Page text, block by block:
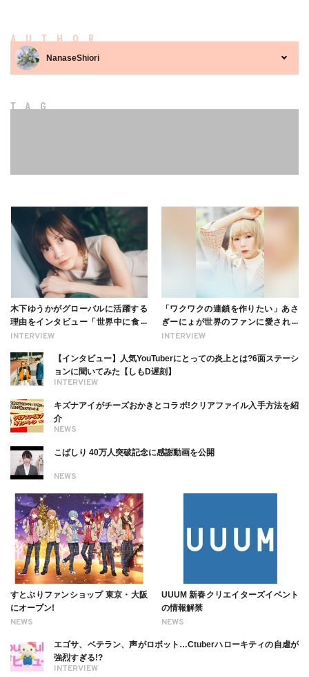
AUTHOR
NanaseShiori
TAG
INTERVIEW
木下ゆうかがグローバルに活躍する
理由をインタビュー「世界中に食べ
る幸せを伝えたい」新事務所加入に
INTERVIEW
「ワクワクの連鎖を作りたい」あさ
ぎーにょが世界のファンに愛される
理由【インタビュー】
INTERVIEW
【インタビュー】人気YouTuberにとっての炎上とは?6面ステーシ
ョンに聞いてみた【しもD遅刻】
NEWS
キズナアイがチーズおかきとコラボ!クリアファイル入手方法を紹
介
NEWS
こばしり 40万人突破記念に感謝動画を公開
NEWS
すとぷりファンショップ 東京・大阪
にオープン!
NEWS
UUUM 新春クリエイターズイベント
の情報解禁
INTERVIEW
エゴサ、ベテラン、声がロボット…Ctuberハローキティの自虐が
強烈すぎる!?